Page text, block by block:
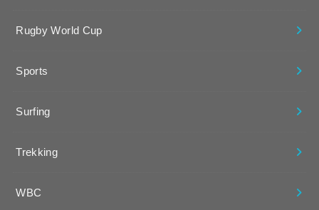
Rugby World Cup
Sports
Surfing
Trekking
WBC